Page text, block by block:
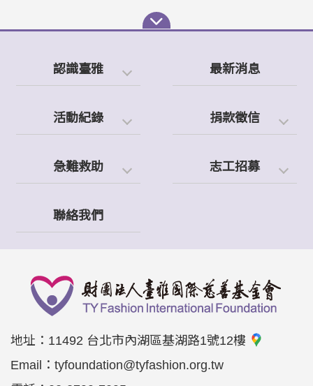
認識臺雅 最新消息
活動紀錄 捐款徵信
急難救助 志工招募
聯絡我們
地址： 11492 台北市內湖區基湖路1號12樓
Email： tyfoundation@tyfashion.org.tw